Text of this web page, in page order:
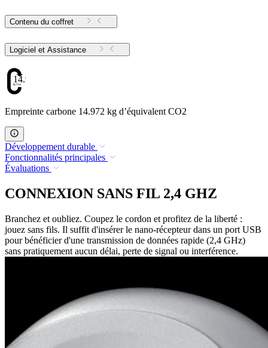
Contenu du coffret
Logiciel et Assistance
14.972
Empreinte carbone 14.972 kg d’équivalent CO2
Développement durable
Fonctionnalités principales
Évaluations
CONNEXION SANS FIL 2,4 GHZ
Branchez et oubliez. Coupez le cordon et profitez de la liberté :
jouez sans fils. Il suffit d'insérer le nano-récepteur dans un port USB
pour bénéficier d'une transmission de données rapide (2,4 GHz)
sans pratiquement aucun délai, perte de signal ou interférence.